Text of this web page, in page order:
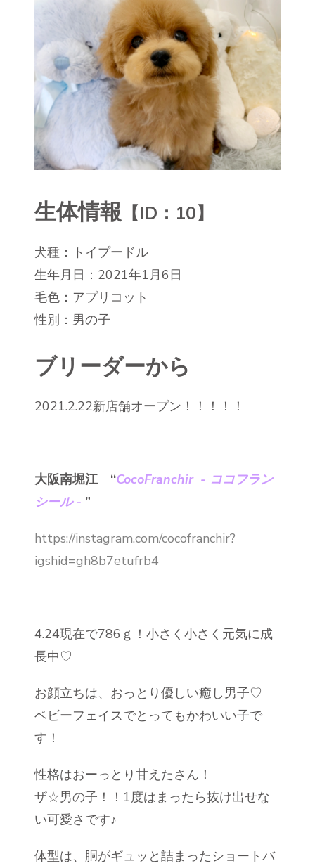
生体情報【ID：10】
犬種：トイプードル
生年月日：2021年1月6日
毛色：アプリコット
性別：男の子
ブリーダーから
2021.2.22新店舗オープン！！！！！
大阪南堀江 ‘‘CocoFranchir - ココフラン
シール - ”
https://instagram.com/cocofranchir?
igshid=gh8b7etufrb4
4.24現在で786ｇ！小さく小さく元気に成
長中♡
お顔立ちは、おっとり優しい癒し男子♡
ベビーフェイスでとってもかわいい子で
す！
性格はおーっとり甘えたさん！
ザ☆男の子！！1度はまったら抜け出せな
い可愛さです♪
体型は、胴がギュッと詰まったショートバ